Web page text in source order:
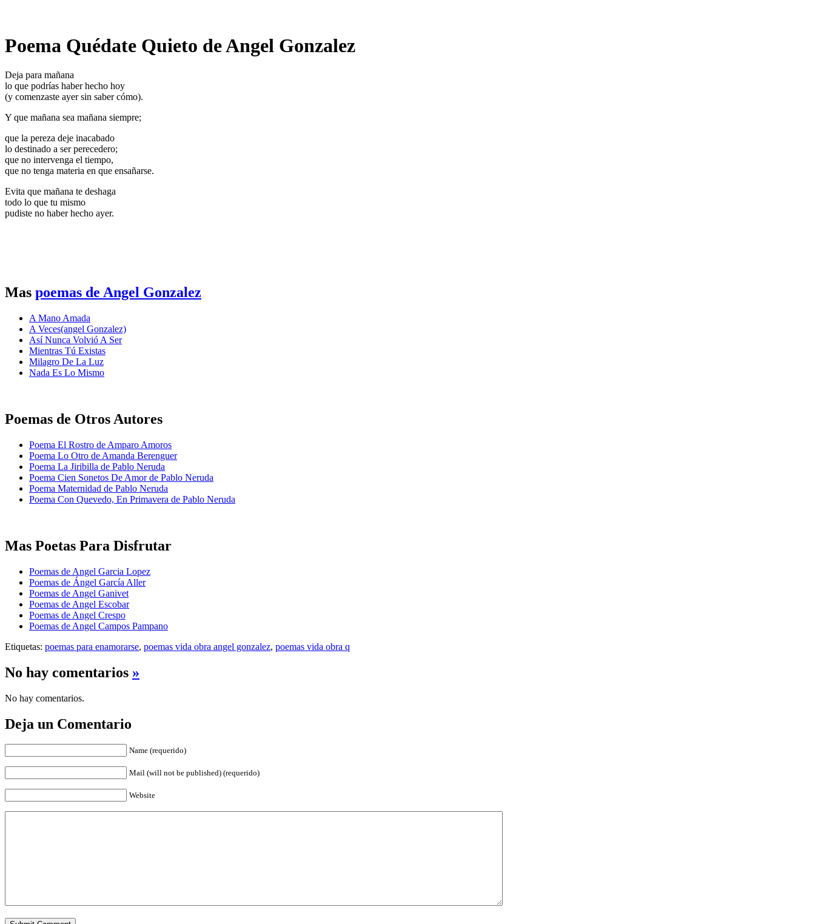
Poema Quédate Quieto de Angel Gonzalez
Deja para mañana
lo que podrías haber hecho hoy
(y comenzaste ayer sin saber cómo).
Y que mañana sea mañana siempre;
que la pereza deje inacabado
lo destinado a ser perecedero;
que no intervenga el tiempo,
que no tenga materia en que ensañarse.
Evita que mañana te deshaga
todo lo que tu mismo
pudiste no haber hecho ayer.
Mas poemas de Angel Gonzalez
A Mano Amada
A Veces(angel Gonzalez)
Así Nunca Volvió A Ser
Mientras Tú Existas
Milagro De La Luz
Nada Es Lo Mismo
Poemas de Otros Autores
Poema El Rostro de Amparo Amoros
Poema Lo Otro de Amanda Berenguer
Poema La Jiribilla de Pablo Neruda
Poema Cien Sonetos De Amor de Pablo Neruda
Poema Maternidad de Pablo Neruda
Poema Con Quevedo, En Primavera de Pablo Neruda
Mas Poetas Para Disfrutar
Poemas de Angel Garcia Lopez
Poemas de Ángel García Aller
Poemas de Angel Ganivet
Poemas de Angel Escobar
Poemas de Angel Crespo
Poemas de Angel Campos Pampano
Etiquetas: poemas para enamorarse, poemas vida obra angel gonzalez, poemas vida obra q
No hay comentarios »
No hay comentarios.
Deja un Comentario
Name (requerido)
Mail (will not be published) (requerido)
Website